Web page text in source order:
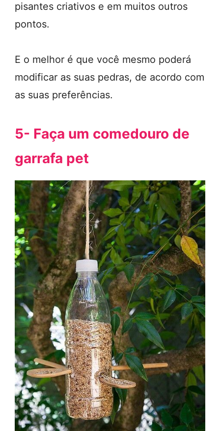
pisantes criativos e em muitos outros
pontos.
E o melhor é que você mesmo poderá
modificar as suas pedras, de acordo com
as suas preferências.
5- Faça um comedouro de
garrafa pet